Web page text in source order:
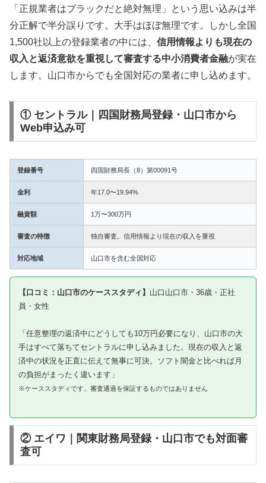
「正規業者はブラックだと絶対無理」という思い込みは半
分正解で半分誤りです。大手はほぼ無理です。しかし全国
1,500社以上の登録業者の中には、 信用情報よりも現在の
収入と返済意欲を重視して審査する中小消費者金融が実在
します。山口市からでも全国対応の業者に申し込めます。
① セントラル｜四国財務局登録・山口市から
Web申込み可
登録番号 四国財務局長（8）第00091号
金利 年17.0〜19.94%
融資額 1万〜300万円
審査の特徴 独自審査。信用情報より現在の収入を重視
対応地域 山口市を含む全国対応
【口コミ：山口市のケーススタディ】 山口山口市・36歳・正社
員・女性
「任意整理の返済中にどうしても10万円必要になり、山口市の大
手はすべて落ちてセントラルに申し込みました。現在の収入と返
済中の状況を正直に伝えて無事に可決。ソフト闇金と比べれば月
の負担がまったく違います」
※ケーススタディです。審査通過を保証するものではありません
② エイワ｜関東財務局登録・山口市でも対面審
査可